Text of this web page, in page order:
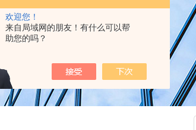
欢迎您！
来自局域网的朋友！有什么可以帮
助您的吗？